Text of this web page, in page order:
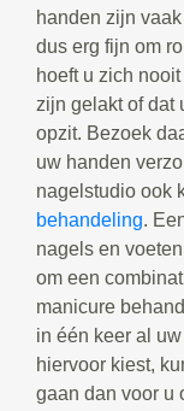
handen zijn
dus erg fijn om
hoeft u zich
zijn gelakt of dat
opzit. Bezoek
uw handen
nagelstudio ook
behandeling.
nagels en
om een
manicure
in één keer al
hiervoor kiest,
gaan dan voor u